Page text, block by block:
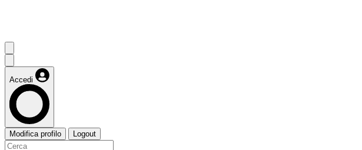
Accedi
Modifica profilo Logout